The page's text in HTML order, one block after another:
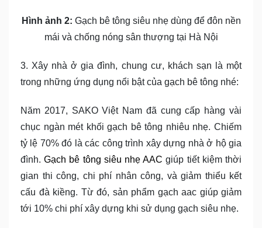
Hình ảnh 2: Gạch bê tông siêu nhẹ dùng để đôn nền
mái và chống nóng sân thượng tại Hà Nội
3. Xây nhà ở gia đình, chung cư, khách sạn là một
trong những ứng dụng nổi bật của gạch bê tông nhé:
Năm 2017, SAKO Việt Nam đã cung cấp hàng vài
chục ngàn mét khối gạch bê tông nhiêu nhẹ. Chiếm
tỷ lệ 70% đó là các công trình xây dựng nhà ở hộ gia
đình.Gạch bê tông siêu nhẹ AAC giúp tiết kiệm thời
gian thi công, chi phí nhân công, và giảm thiểu kết
cấu đà kiềng. Từ đó, sản phẩm gạch aac giúp giảm
tới 10% chi phí xây dựng khi sử dụng gạch siêu nhẹ.